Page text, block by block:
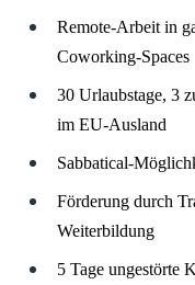
Remote-Arbeit in
Coworking-Spaces
30 Urlaubstage, 3
im EU-Ausland
Sabbatical-
Förderung durch
Weiterbildung
5 Tage ungestörte